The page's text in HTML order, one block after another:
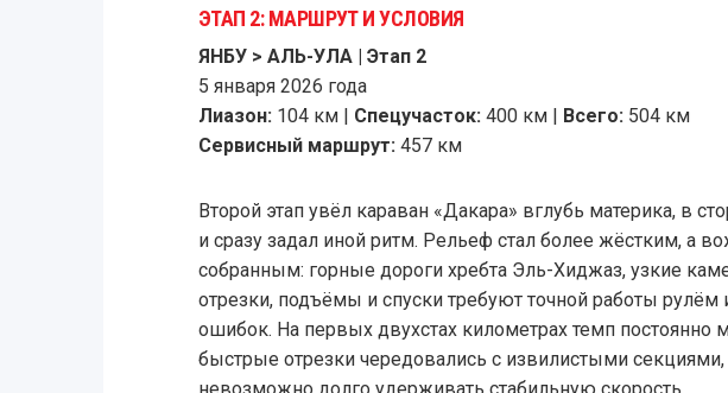
ЭТАП 2: МАРШРУТ И УСЛОВИЯ
ЯНБУ > АЛЬ-УЛА | Этап 2
5 января 2026 года
Лиазон:104 км | Спецучасток:400 км | Всего:504 км
Сервисный маршрут:457 км
Второй этап увёл караван «Дакара» вглубь материка, в
и сразу задал иной ритм. Рельеф стал более жёстким, а
собранным: горные дороги хребта Эль-Хиджаз, узкие
отрезки, подъёмы и спуски требуют точной работы
ошибок. На первых двухстах километрах темп постоянно
быстрые отрезки чередовались с извилистыми секциями,